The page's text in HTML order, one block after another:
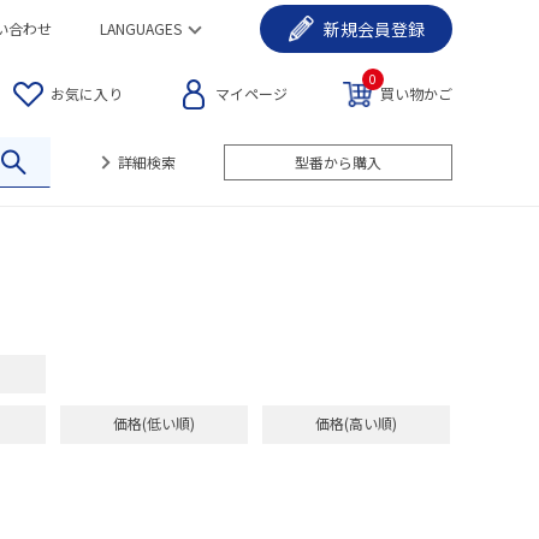
合わせ LANGUAGES 新規会員登録
お気に入り マイページ 買い物かご
0
詳細検索 型番から購入
価格(低い順) 価格(高い順)